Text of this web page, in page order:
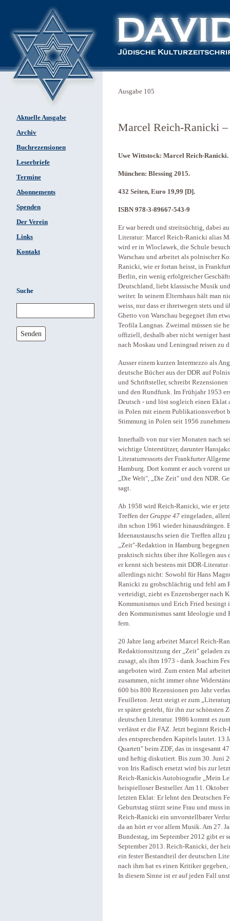
Aktuelle Ausgabe
Archiv
Buchrezensionen
Leserbriefe
Termine
Abonnements
Spenden
Der Verein
Links
Kontakt
Suche
Senden
Ausgabe 105
Marcel Reich-Ranicki
Uwe Wittstock: Marcel Reich-Ranicki.
München: Blessing 2015.
432 Seiten, Euro 19,99 [D].
ISBN 978-3-89667-543-9
Er war beredt und streitsüchtig, dabei
Literatur: Marcel Reich-Ranicki alias
wird er in Wloclawek, die Schule
Warschau und arbeitet als polnischer
Ranicki, wie er fortan heisst, in
Berlin, ein wenig erfolgreicher
Deutschland, liebt klassische Musik
weiter. In seinem Elternhaus hält man
weiss, nur dass er ihretwegen stets und
Ghetto von Warschau begegnet ihm
Teofila Langnas. Zweimal müssen sie
offiziell, deshalb aber nicht weniger
nach Moskau und Leningrad reisen zu
Ausser einem kurzen Intermezzo als
deutsche Bücher aus der DDR auf
und Schriftsteller, schreibt
und den Rundfunk. Im Frühjahr 1953
Deutsch - und löst sogleich einen Eklat
in Polen mit einem Publikationsverbot
Stimmung in Polen seit 1956
Innerhalb von nur vier Monaten nach
wichtige Unterstützer, darunter
Literaturressorts der Frankfurter
Hamburg. Dort kommt er auch vorerst
„Die Welt", „Die Zeit" und den NDR.
sagt.
Ab 1958 wird Reich-Ranicki, wie er
Treffen derGruppe 47 eingeladen,
ihn schon 1961 wieder hinausdrängen.
Ideenaustauschs seien die Treffen
„Zeit"-Redaktion in Hamburg
praktisch nichts über ihre Kollegen aus
er kennt sich bestens mit DDR-
allerdings nicht: Sowohl für Hans
Ranicki zu grobschlächtig und fehl am
verteidigt, zieht es Enzensberger nach
Kommunismus und Erich Fried
den Kommunismus samt Ideologie und
fern.
20 Jahre lang arbeitet Marcel Reich-
Redaktionssitzung der „Zeit" geladen
zusagt, als ihm 1973 - dank Joachim
angeboten wird. Zum ersten Mal
zusammen, nicht immer ohne
600 bis 800 Rezensionen pro Jahr
Feuilleton. Jetzt steigt er zum
er später gesteht, für ihn zur schönsten
deutschen Literatur. 1986 kommt es
verlässt er die FAZ. Jetzt beginnt
des entsprechenden Kapitels lautet. 13
Quartett" beim ZDF, das in insgesamt
und heftig diskutiert. Bis zum 30. Juni
von Iris Radisch ersetzt wird bis zur
Reich-Ranickis Autobiografie „Mein
beispielloser Bestseller. Am 11.
letzten Eklat: Er lehnt den Deutschen
Geburtstag stürzt seine Frau und muss
Reich-Ranicki ein unvorstellbarer
da an hört er vor allem Musik. Am 27.
Bundestag, im September 2012 gibt er
September 2013. Reich-Ranicki, der
ein fester Bestandteil der deutschen
nach ihm hat es einen Kritiker
In diesem Sinne ist er auf jeden Fall